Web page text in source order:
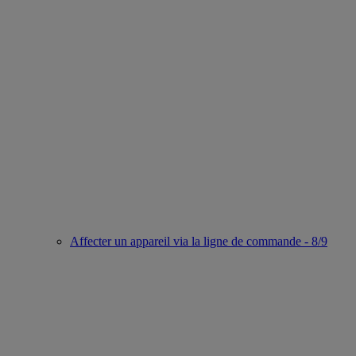
Affecter un appareil via la ligne de commande - 8/9